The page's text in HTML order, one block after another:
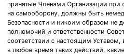
принятые Членами Организации при
на самооборону, должны быть
Безопасности и никоим образом не
полномочий и ответственности
соответствии с настоящим Уставом,
в любое время таких действий,